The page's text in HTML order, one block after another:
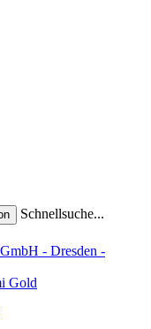
Schnellsuche...